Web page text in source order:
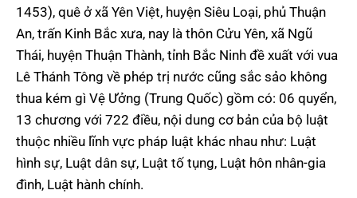
1453), quê ở xã Yên Việt, huyện Siêu Loại, phủ Thuận
An, trấn Kinh Bắc xưa, nay là thôn Cửu Yên, xã Ngũ
Thái, huyện Thuận Thành, tỉnh Bắc Ninh đề xuất với vua
Lê Thánh Tông về phép trị nước cũng sắc sảo không
thua kém gì Vệ Ưởng (Trung Quốc) gồm có: 06 quyển,
13 chương với 722 điều, nội dung cơ bản của bộ luật
thuộc nhiều lĩnh vực pháp luật khác nhau như: Luật
hình sự, Luật dân sự, Luật tố tụng, Luật hôn nhân-gia
đình, Luật hành chính.